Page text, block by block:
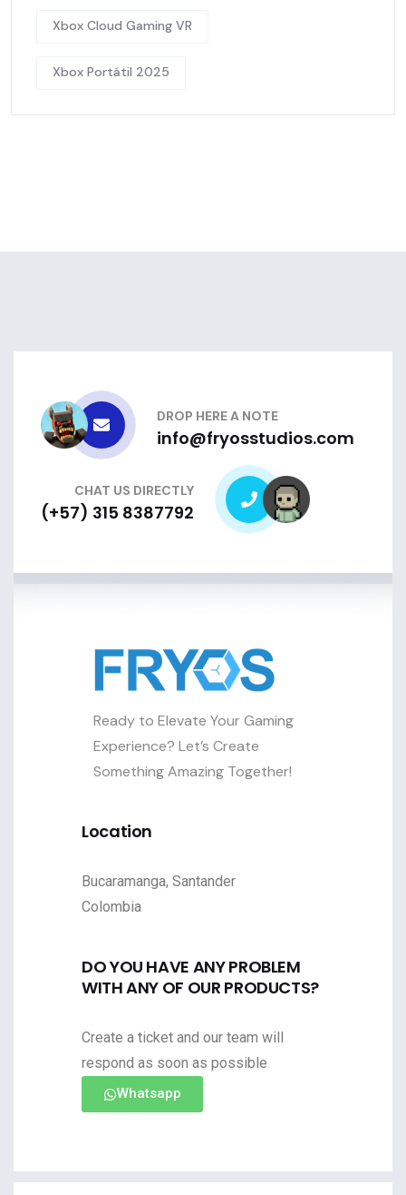
Xbox Cloud Gaming VR
Xbox Portátil 2025
DROP HERE A NOTE
info@fryosstudios.com
CHAT US DIRECTLY
(+57) 315 8387792
Ready to Elevate Your Gaming
Experience? Let’s Create
Something Amazing Together!
Location
Bucaramanga, Santander
Colombia
DO YOU HAVE ANY PROBLEM
WITH ANY OF OUR PRODUCTS?
Create a ticket and our team will
respond as soon as possible
Whatsapp